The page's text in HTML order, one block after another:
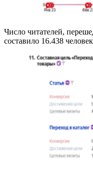
Число читателей,
составило 16.438